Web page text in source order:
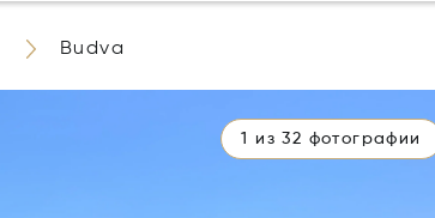
Budva
1 из 32 фотографии